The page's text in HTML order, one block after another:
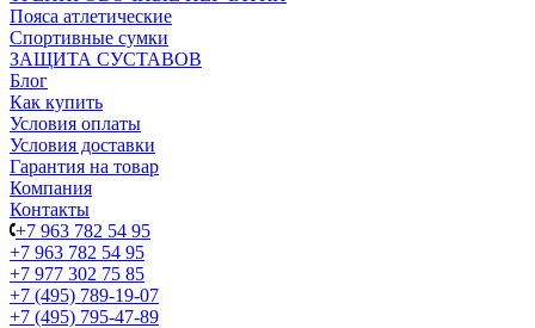
Пояса атлетические
Спортивные сумки
ЗАЩИТА СУСТАВОВ
Блог
Как купить
Условия оплаты
Условия доставки
Гарантия на товар
Компания
Контакты
+7 963 782 54 95
+7 963 782 54 95
+7 977 302 75 85
+7 (495) 789-19-07
+7 (495) 795-47-89